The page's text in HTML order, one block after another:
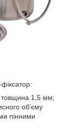
товщина 1,5 мм;
об’єму
пінними